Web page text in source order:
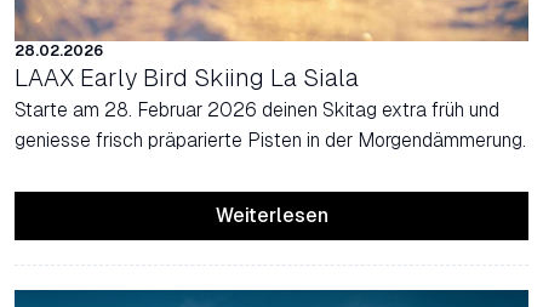
28.02.2026
LAAX Early Bird Skiing La Siala
Starte am 28. Februar 2026 deinen Skitag extra früh und
geniesse frisch präparierte Pisten in der Morgendämmerung.
Weiterlesen